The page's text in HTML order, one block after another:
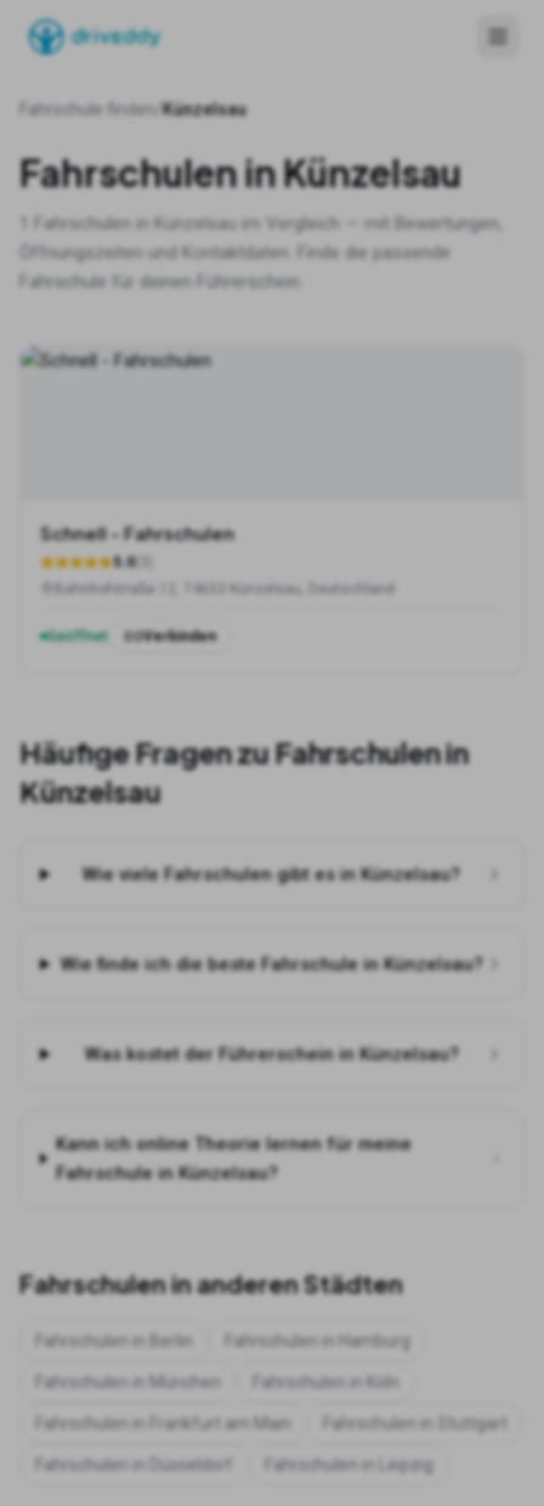
Fahrschule finden Künzelsau
Fahrschulen inKünzelsau
Fahrschulen in Künzelsau im Vergleich — mit Bewertungen,
Öffnungszeiten und Kontaktdaten. Finde die passende
Fahrschule für deinen Führerschein.
Schnell - Fahrschulen
5.0
Bahnhofstraße 12, 74653 Künzelsau, Deutschland
Geöffnet Verbinden
Häufige Fragen zu Fahrschulen in
Künzelsau
Wie viele Fahrschulen gibt es in Künzelsau?
Wie finde ich die beste Fahrschule in Künzelsau?
Was kostet der Führerschein in Künzelsau?
Kann ich online Theorie lernen für meine
Fahrschule in Künzelsau?
Fahrschulen in anderen Städten
Fahrschulen in Berlin Fahrschulen in Hamburg
Fahrschulen in München Fahrschulen in Köln
Fahrschulen in Frankfurt am Main Fahrschulen in Stuttgart
Fahrschulen in Düsseldorf Fahrschulen in Leipzig